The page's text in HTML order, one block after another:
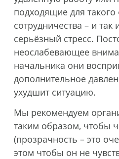
подходящие для
сотрудничества – и
серьёзный стресс.
неослабевающее
начальника они
дополнительное
ухудшит ситуацию.
Мы рекомендуем
таким образом, чтобы
(прозрачность – это
этом чтобы он не